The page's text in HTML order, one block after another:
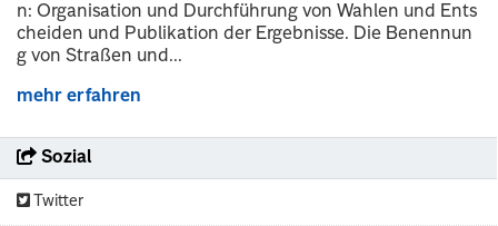
n: Organisation und Durchführung von Wahlen und Ents
cheiden und Publikation der Ergebnisse. Die Benennun
g von Straßen und...
mehr erfahren
Sozial
Twitter